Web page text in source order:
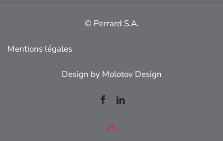
© Perrard S.A.
Mentions légales
Design by Molotov Design